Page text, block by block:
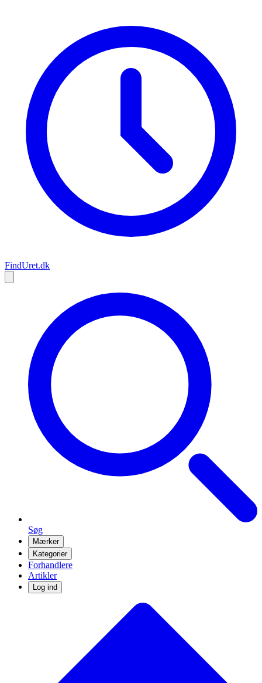
FindUret.dk
Søg
Mærker
Kategorier
Forhandlere
Artikler
Log ind